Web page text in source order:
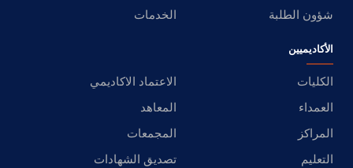
شؤون الطلبة
الخدمات
الأكاديميين
الكليات
الاعتماد الاكاديمي
العمداء
المعاهد
المراكز
المجمعات
التعليم
تصديق الشهادات